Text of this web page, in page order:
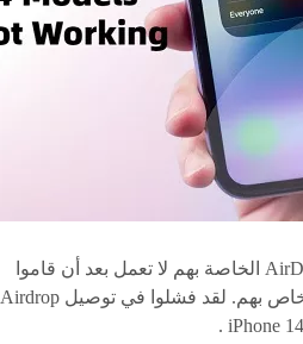
يقول المستخدمون أن AirDrop الخاصة بهم لا تعمل بعد أن قاموا
بإعداد iPhone 14 الجديد الخاص بهم. لقد فشلوا في توصيل Airdrop